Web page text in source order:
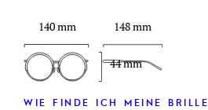
140 mm
44 mm
148 mm
WIE FINDE ICH MEINE